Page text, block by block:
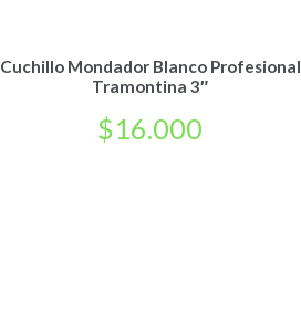
Cuchillo Mondador Blanco Profesional
Tramontina 3″
$16.000